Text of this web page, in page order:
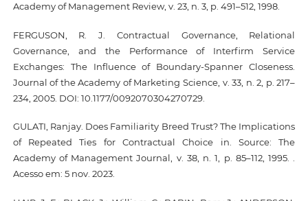
Academy of Management Review, v. 23, n. 3, p. 491–512, 1998.
FERGUSON, R. J. Contractual Governance, Relational
Governance, and the Performance of Interfirm Service
Exchanges: The Influence of Boundary-Spanner Closeness.
Journal of the Academy of Marketing Science, v. 33, n. 2, p. 217–
234, 2005. DOI: 10.1177/0092070304270729.
GULATI, Ranjay. Does Familiarity Breed Trust? The Implications
of Repeated Ties for Contractual Choice in. Source: The
Academy of Management Journal, v. 38, n. 1, p. 85–112, 1995. .
Acesso em: 5 nov. 2023.